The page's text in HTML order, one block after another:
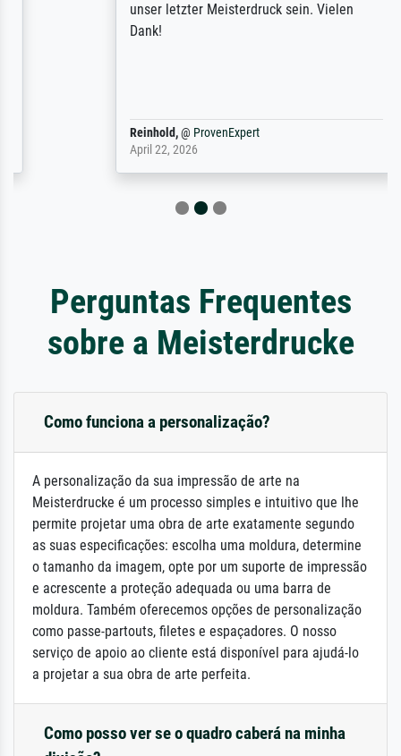
unser letzter Meisterdruck sein. Vielen
@ProvenExpert
April 22, 2026
Perguntas Frequentes
sobre a Meisterdrucke
Como funciona a personalização?
A personalização da sua impressão de arte na
Meisterdrucke é um processo simples e intuitivo que lhe
permite projetar uma obra de arte exatamente segundo
as suas especificações: escolha uma moldura, determine
o tamanho da imagem, opte por um suporte de impressão
e acrescente a proteção adequada ou uma barra de
moldura. Também oferecemos opções de personalização
como passe-partouts, filetes e espaçadores. O nosso
serviço de apoio ao cliente está disponível para ajudá-lo
a projetar a sua obra de arte perfeita.
Como posso ver se o quadro caberá na minha